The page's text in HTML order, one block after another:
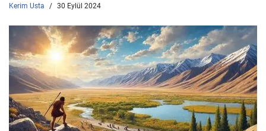
Kerim Usta 30 Eylül 2024